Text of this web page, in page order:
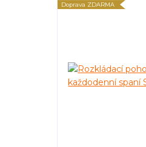
Doprava ZDARMA